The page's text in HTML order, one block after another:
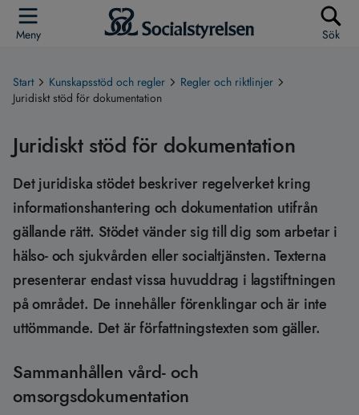
Meny Sök
Start Kunskapsstöd och regler
Regler och riktlinjer
Juridiskt stöd för dokumentation
Juridiskt stöd för dokumentation
Det juridiska stödet beskriver regelverket kring
informationshantering och dokumentation utifrån
gällande rätt. Stödet vänder sig till dig som arbetar i
hälso- och sjukvården eller socialtjänsten. Texterna
presenterar endast vissa huvuddrag i lagstiftningen
på området. De innehåller förenklingar och är inte
uttömmande. Det är författningstexten som gäller.
Sammanhållen vård- och
omsorgsdokumentation